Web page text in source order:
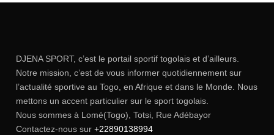
DJENA SPORT, c’est le portail sportif togolais et d’ailleurs.
Notre mission, c’est de vous informer quotidiennement sur
l’actualité sportive au Togo, en Afrique et dans le Monde. Nous
mettons un accent particulier sur le sport togolais.
Nous sommes à Lomé(Togo), Totsi, Rue Adébayor
Contactez-nous sur +22890138994